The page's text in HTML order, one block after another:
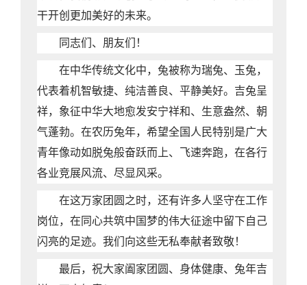
干开创更加美好的未来。
同志们、朋友们！
在中华传统文化中，兔被称为瑞兔、玉兔，
代表着机智敏捷、纯洁善良、平静美好。吉兔呈
祥，象征中华大地愈发安宁祥和、生意盎然、朝
气蓬勃。在农历兔年，希望全国人民特别是广大
青年像动如脱兔般奋跃而上、飞速奔跑，在各行
各业竞展风流、尽显风采。
在这万家团圆之时，还有许多人坚守在工作
岗位，在同心共筑中国梦的伟大征途中留下自己
闪亮的足迹。我们向这些无私奉献者致敬！
最后，祝大家阖家团圆、身体健康、兔年吉